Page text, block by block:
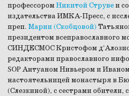
профессоромНикитой Струвеи
издательства ИМКА-Пресс, с
преп. Марии (Скобцовой)
президентом всеправославного
СИНДЕСМОС Кристофом
редакторами православного
SOP Антуаном Нивьером и
настоятельницей монастыря в
(Слезкиной), с сестрами обители,